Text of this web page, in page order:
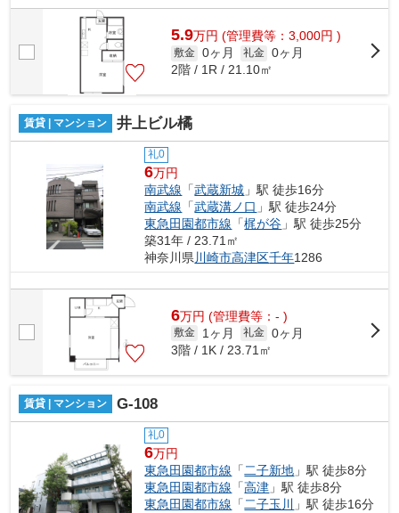
5.9万円 (管理費等：3,000円 )
敷金 0ヶ月 礼金 0ヶ月
2階 / 1R / 21.10㎡
賃貸 | マンション 井上ビル橘
礼0
6万円
南武線 「武蔵新城 」駅 徒歩16分
南武線 「武蔵溝ノ口 」駅 徒歩24分
東急田園都市線 「梶が谷 」駅 徒歩25分
築31年 / 23.71㎡
神奈川県川崎市高津区千年1286
6万円 (管理費等：- )
敷金 1ヶ月 礼金 0ヶ月
3階 / 1K / 23.71㎡
賃貸 | マンション G-108
礼0
6万円
東急田園都市線 「 二子新地 」駅 徒歩8分
東急田園都市線 「高津 」駅 徒歩8分
東急田園都市線 「 二子玉川
」駅 徒歩16分